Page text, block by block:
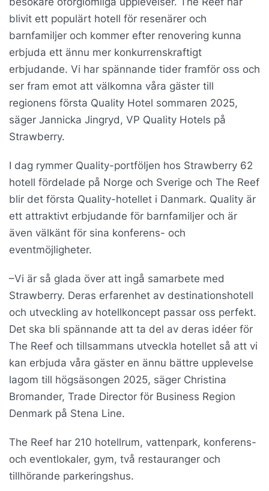
blivit ett populärt hotell för resenärer och
barnfamiljer och kommer efter renovering kunna
erbjuda ett ännu mer konkurrenskraftigt
erbjudande. Vi har spännande tider framför oss och
ser fram emot att välkomna våra gäster till
regionens första Quality Hotel sommaren 2025,
säger Jannicka Jingryd, VP Quality Hotels på
Strawberry.
I dag rymmer Quality-portföljen hos Strawberry 62
hotell fördelade på Norge och Sverige och The Reef
blir det första Quality-hotellet i Danmark. Quality är
ett attraktivt erbjudande för barnfamiljer och är
även välkänt för sina konferens- och
eventmöjligheter.
–Vi är så glada över att ingå samarbete med
Strawberry. Deras erfarenhet av destinationshotell
och utveckling av hotellkoncept passar oss perfekt.
Det ska bli spännande att ta del av deras idéer för
The Reef och tillsammans utveckla hotellet så att vi
kan erbjuda våra gäster en ännu bättre upplevelse
lagom till högsäsongen 2025, säger Christina
Bromander, Trade Director för Business Region
Denmark på Stena Line.
The Reef har 210 hotellrum, vattenpark, konferens-
och eventlokaler, gym, två restauranger och
tillhörande parkeringshus.